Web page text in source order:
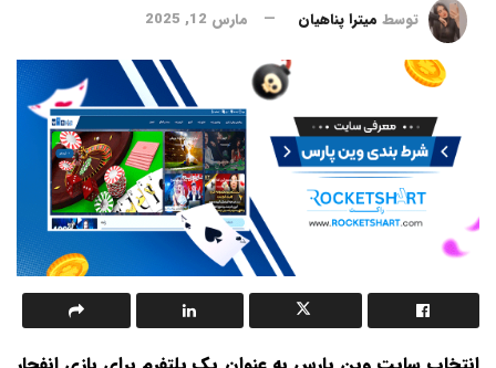
توسط میترا پناهیان مارس 12, 2025